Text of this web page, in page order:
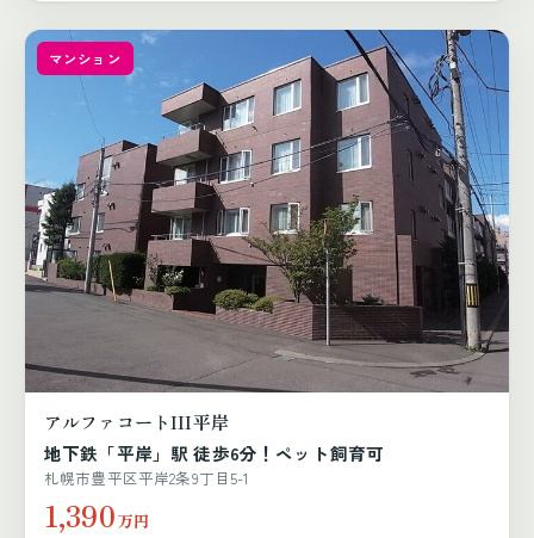
マンション
アルファコートIII平岸
地下鉄「平岸」駅 徒歩6分！ペット飼育可
札幌市豊平区平岸2条9丁目5-1
1,390万円